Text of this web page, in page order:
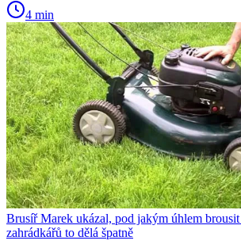
4 min
Brusíř Marek ukázal, pod jakým úhlem
zahrádkářů to dělá špatně